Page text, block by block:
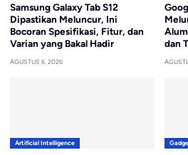
Samsung Galaxy Tab S12
Dipastikan Meluncur, Ini
Bocoran Spesifikasi, Fitur, dan
Varian yang Bakal Hadir
AGUSTUS 6, 2026
dan
Artificial Intelligence